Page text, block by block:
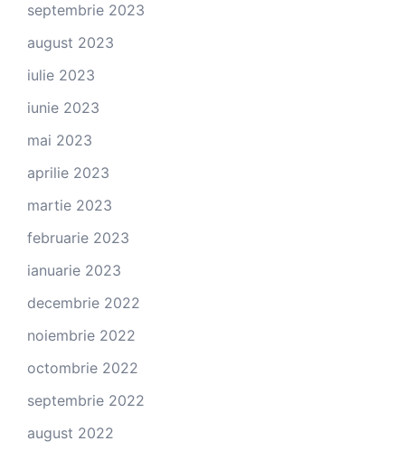
septembrie 2023
august 2023
iulie 2023
iunie 2023
mai 2023
aprilie 2023
martie 2023
februarie 2023
ianuarie 2023
decembrie 2022
noiembrie 2022
octombrie 2022
septembrie 2022
august 2022